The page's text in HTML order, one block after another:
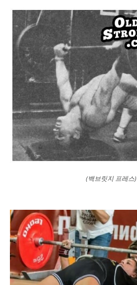
(백브릿지 프레스)